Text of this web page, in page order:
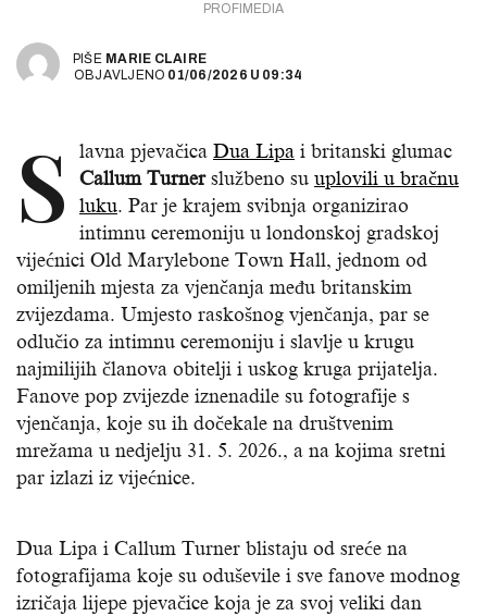
PROFIMEDIA
PIŠE MARIE CLAIRE
OBJAVLJENO 01/06/2026 U 09:34
S lavna pjevačica Dua Lipa i britanski glumac
Callum Turnerslužbeno su uplovili u bračnu
luku. Par je krajem svibnja organizirao
intimnu ceremoniju u londonskoj gradskoj
vijećnici Old Marylebone Town Hall, jednom od
omiljenih mjesta za vjenčanja među britanskim
zvijezdama. Umjesto raskošnog vjenčanja, par se
odlučio za intimnu ceremoniju i slavlje u krugu
najmilijih članova obitelji i uskog kruga prijatelja.
Fanove pop zvijezde iznenadile su fotografije s
vjenčanja, koje su ih dočekale na društvenim
mrežama u nedjelju 31. 5. 2026., a na kojima sretni
par izlazi iz vijećnice.
Dua Lipa i Callum Turner blistaju od sreće na
fotografijama koje su oduševile i sve fanove modnog
izričaja lijepe pjevačice koja je za svoj veliki dan